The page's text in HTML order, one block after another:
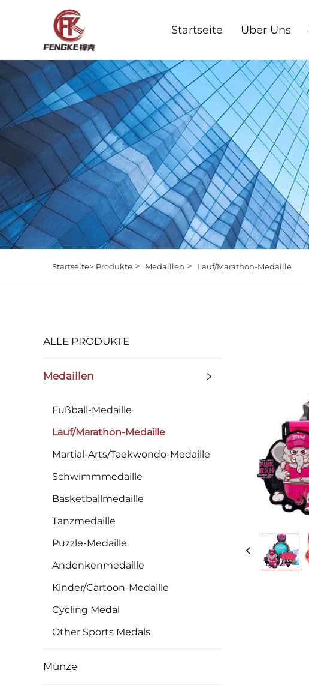
Startseite Über Uns
Startseite> Produkte > Medaillen > Lauf/Marathon-Medaille
ALLE PRODUKTE
Medaillen
Fußball-Medaille
Lauf/Marathon-Medaille
Martial-Arts/Taekwondo-Medaille
Schwimmmedaille
Basketballmedaille
Tanzmedaille
Puzzle-Medaille
Andenkenmedaille
Kinder/Cartoon-Medaille
Cycling Medal
Other Sports Medals
Münze